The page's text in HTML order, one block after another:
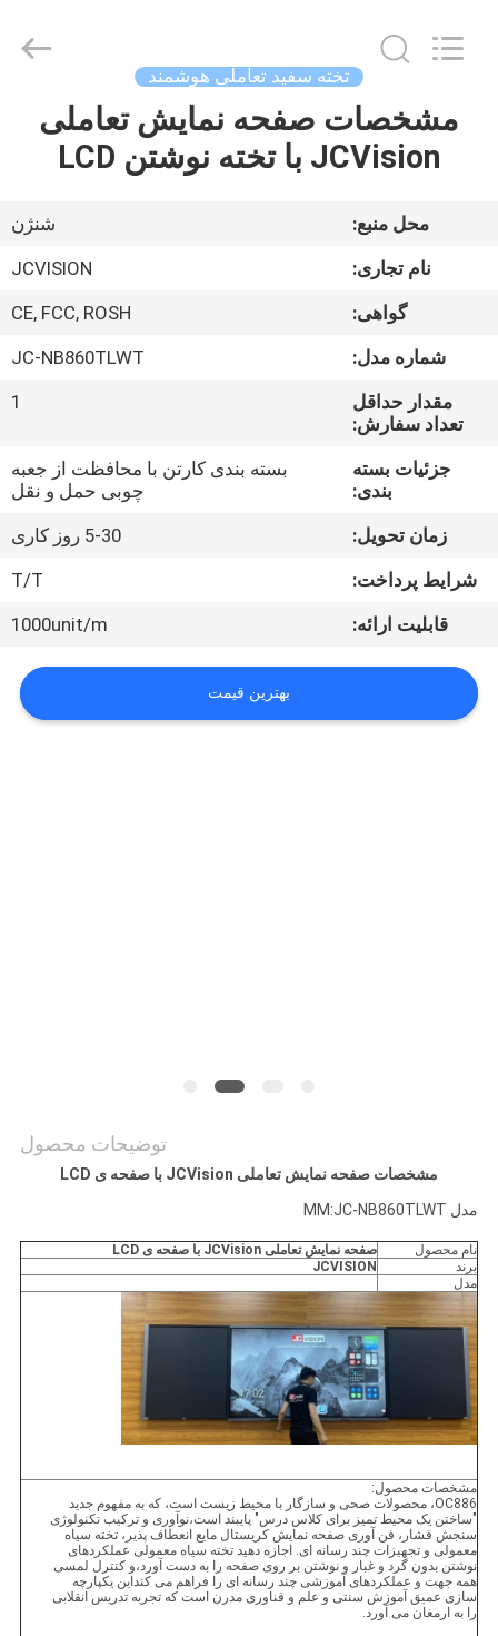
خانه
دربارهی
کارخانه
کنترل
کیفیت
تماس
اخبار
حفظ
حریم
خصوصی
Junction
Interactive
تخته سفید تعاملی هوشمند
مشخصات صفحه نمایش تعاملی
JCVision با تخته نوشتن LCD
محل منبع:
شنژن
نام تجاری:
JCVISION
گواهی:
CE, FCC, ROSH
شماره مدل:
JC-NB860TLWT
مقدار حداقل
تعداد سفارش:
1
جزئیات بسته
بندی:
بسته بندی کارتن با محافظت از جعبه
چوبی حمل و نقل
زمان تحویل:
5-30 روز کاری
شرایط پرداخت:
T/T
قابلیت ارائه:
1000unit/m
بهترین قیمت
توضیحات محصول
مشخصات صفحه نمایش تعاملی JCVision با صفحه ی LCD
مدل MM:JC-NB860TLWT
نام محصول
صفحه نمایش تعاملی JCVision با صفحه ی LCD
برند
JCVISION
مدل
مشخصات محصول:
OC886، محصولات صحی و سازگار با محیط زیست است، که به مفهوم جدید
"ساختن یک محیط تمیز برای کلاس درس" پایبند است،نوآوری و ترکیب تکنولوژی
سنجش فشار، فن آوری صفحه نمایش کریستال مایع انعطاف پذیر، تخته سیاه
معمولی و تجهیزات چند رسانه ای. اجازه دهید تخته سیاه معمولی عملکردهای
نوشتن بدون گرد و غبار و نوشتن بر روی صفحه را به دست آورد،و کنترل لمسی
همه جهت و عملکردهای آموزشی چند رسانه ای را فراهم می کنداین یکپارچه
سازی عمیق آموزش سنتی و علم و فناوری مدرن است که تجربه تدریس انقلابی
را به ارمغان می آورد.